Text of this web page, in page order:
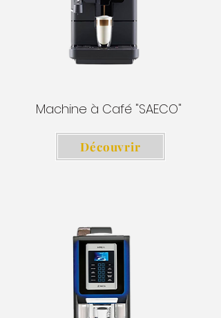
Machine à Café "SAECO"
Découvrir